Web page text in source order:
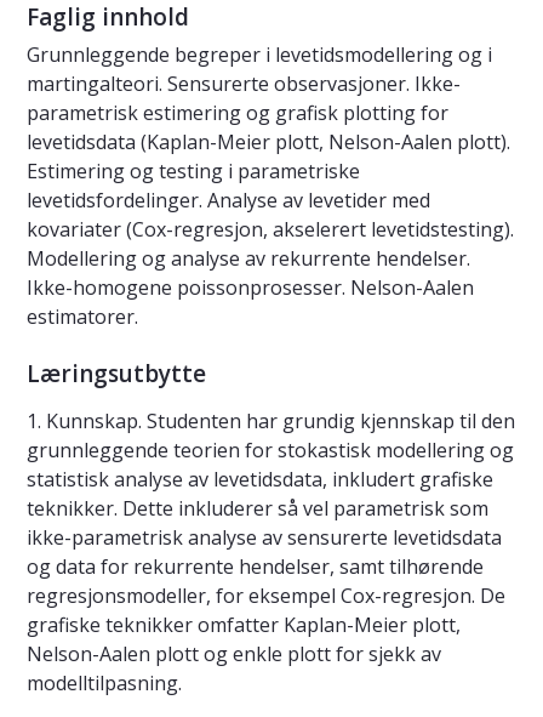
Faglig innhold
Grunnleggende begreper i levetidsmodellering og i
martingalteori. Sensurerte observasjoner. Ikke-
parametrisk estimering og grafisk plotting for
levetidsdata (Kaplan-Meier plott, Nelson-Aalen plott).
Estimering og testing i parametriske
levetidsfordelinger. Analyse av levetider med
kovariater (Cox-regresjon, akselerert levetidstesting).
Modellering og analyse av rekurrente hendelser.
Ikke-homogene poissonprosesser. Nelson-Aalen
estimatorer.
Læringsutbytte
1. Kunnskap. Studenten har grundig kjennskap til den
grunnleggende teorien for stokastisk modellering og
statistisk analyse av levetidsdata, inkludert grafiske
teknikker. Dette inkluderer så vel parametrisk som
ikke-parametrisk analyse av sensurerte levetidsdata
og data for rekurrente hendelser, samt tilhørende
regresjonsmodeller, for eksempel Cox-regresjon. De
grafiske teknikker omfatter Kaplan-Meier plott,
Nelson-Aalen plott og enkle plott for sjekk av
modelltilpasning.